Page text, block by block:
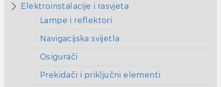
Elektroinstalacije i rasvjeta
Lampe i reflektori
Navigacijska svijetla
Osigurači
Prekidači i priključni elementi